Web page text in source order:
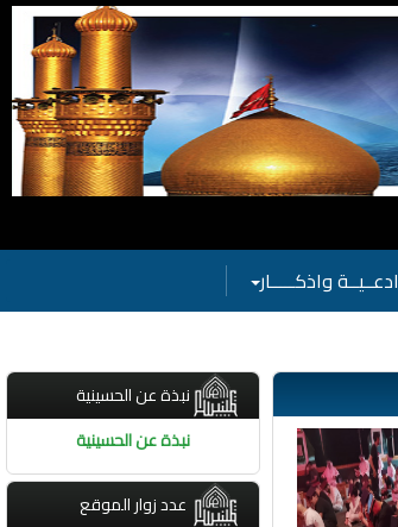
ادعــيــة واذكـــــار
نبذة عن الحسينية
نبذة عن الحسينية
عدد زوار الموقع